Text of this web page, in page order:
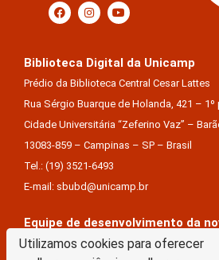
Utilizamos cookies para oferecer
Biblioteca Digital da Unicamp
Prédio da Biblioteca Central Cesar Lattes
Rua Sérgio Buarque de Holanda, 421 – 1º
Cidade Universitária “Zeferino Vaz” –
13083-859 – Campinas – SP – Brasil
Tel.: (19) 3521-6493
E-mail: sbubd@unicamp.br
Equipe de desenvolvimento da
Keite Aparecida Duarte